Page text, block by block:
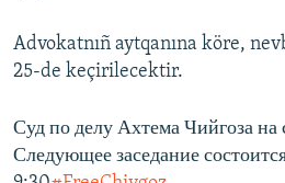
Advokatnıñ aytqanına köre,
25-de keçirilecektir.
Суд по делу Ахтема Чийгоза на
Следующее заседание